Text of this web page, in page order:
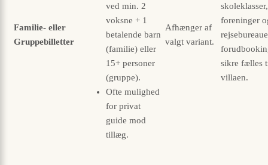
Familie- eller
Gruppebilletter
ved min. 2
voksne + 1
betalende barn
(familie) eller
15+ personer
(gruppe).
Ofte mulighed
for privat
guide mod
tillæg.
Afhænger af
valgt variant.
skoleklasser,
foreninger
sikre fælles
villaen.